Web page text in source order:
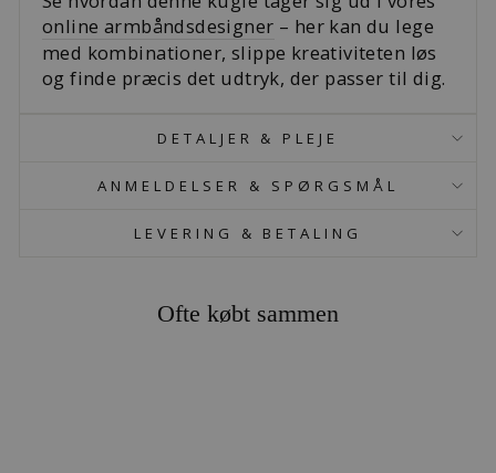
online armbåndsdesigner – her kan du lege
med kombinationer, slippe kreativiteten løs
og finde præcis det udtryk, der passer til dig.
DETALJER & PLEJE
ANMELDELSER & SPØRGSMÅL
LEVERING & BETALING
Ofte købt sammen